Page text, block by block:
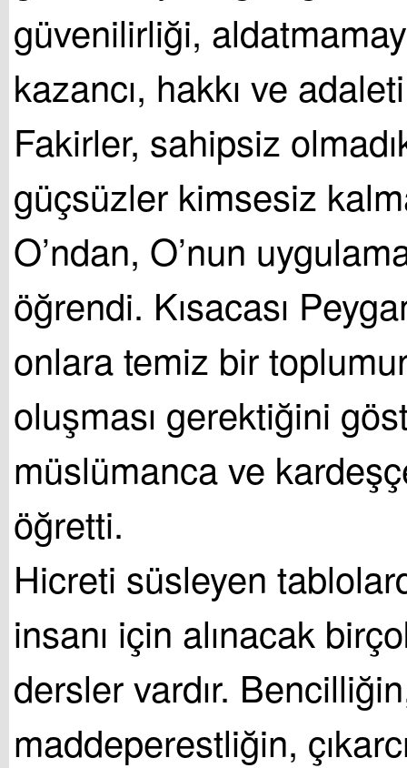
güvenilirliği,
kazancı, hakkı ve
Fakirler, sahipsiz
güçsüzler kimsesiz
O’ndan, O’nun
öğrendi. Kısacası
onlara temiz bir
oluşması gerektiğini
müslümanca ve
öğretti.
Hicreti süsleyen
insanı için alınacak
dersler vardır.
maddeperestliğin,